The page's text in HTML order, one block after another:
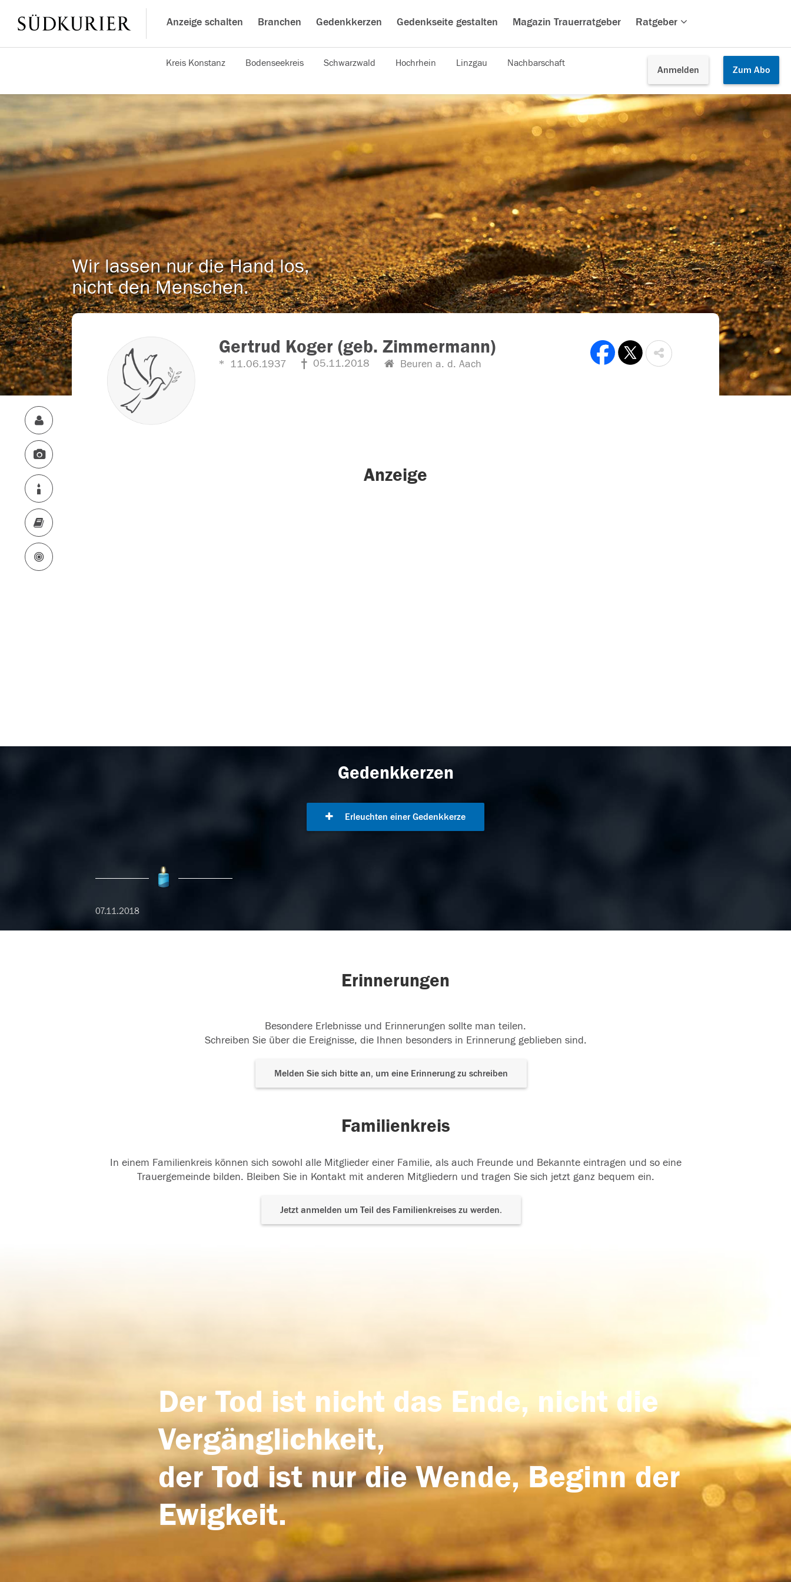
Anzeige schalten Branchen Gedenkkerzen Gedenkseite gestalten Magazin Trauerratgeber Ratgeber
Anmelden Zum Abo
Kreis Konstanz Bodenseekreis Schwarzwald Hochrhein Linzgau Nachbarschaft
Wir lassen nur die Hand los,
nicht den Menschen.
Gertrud Koger (geb. Zimmermann)
11.06.1937 05.11.2018 Beuren a. d. Aach
Anzeige
Gedenkkerzen
Erleuchten einer Gedenkkerze
07.11.2018
Erinnerungen
Besondere Erlebnisse und Erinnerungen sollte man teilen.
Schreiben Sie über die Ereignisse, die Ihnen besonders in Erinnerung geblieben sind.
Melden Sie sich bitte an, um eine Erinnerung zu schreiben
Familienkreis
In einem Familienkreis können sich sowohl alle Mitglieder einer Familie, als auch Freunde und Bekannte eintragen und so eine
Trauergemeinde bilden. Bleiben Sie in Kontakt mit anderen Mitgliedern und tragen Sie sich jetzt ganz bequem ein.
Jetzt anmelden um Teil des Familienkreises zu werden.
Der Tod ist nicht das Ende, nicht die
Vergänglichkeit,
der Tod ist nur die Wende, Beginn der
Ewigkeit.